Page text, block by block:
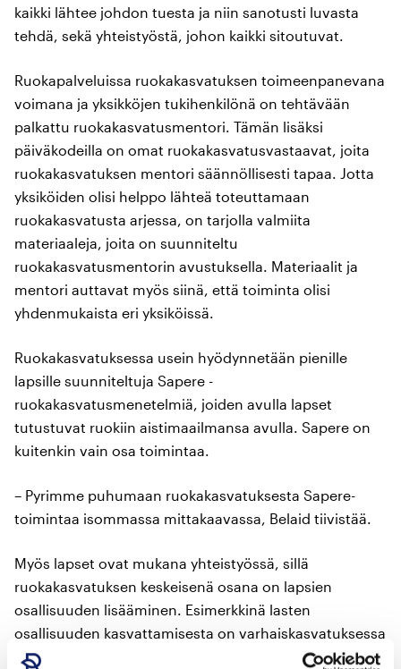
kaikki lähtee johdon tuesta ja niin sanotusti luvasta
tehdä, sekä yhteistyöstä, johon kaikki sitoutuvat.
Ruokapalveluissa ruokakasvatuksen toimeenpanevana
voimana ja yksikköjen tukihenkilönä on tehtävään
palkattu ruokakasvatusmentori. Tämän lisäksi
päiväkodeilla on omat ruokakasvatusvastaavat, joita
ruokakasvatuksen mentori säännöllisesti tapaa. Jotta
yksiköiden olisi helppo lähteä toteuttamaan
ruokakasvatusta arjessa, on tarjolla valmiita
materiaaleja, joita on suunniteltu
ruokakasvatusmentorin avustuksella. Materiaalit ja
mentori auttavat myös siinä, että toiminta olisi
yhdenmukaista eri yksiköissä.
Ruokakasvatuksessa usein hyödynnetään pienille
lapsille suunniteltuja Sapere -
ruokakasvatusmenetelmiä, joiden avulla lapset
tutustuvat ruokiin aistimaailmansa avulla. Sapere on
kuitenkin vain osa toimintaa.
– Pyrimme puhumaan ruokakasvatuksesta Sapere-
toimintaa isommassa mittakaavassa, Belaid tiivistää.
Myös lapset ovat mukana yhteistyössä, sillä
ruokakasvatuksen keskeisenä osana on lapsien
osallisuuden lisääminen. Esimerkkinä lasten
osallisuuden kasvattamisesta on varhaiskasvatuksessa
viikolla 21 toteutettu lempiruokaviikko.